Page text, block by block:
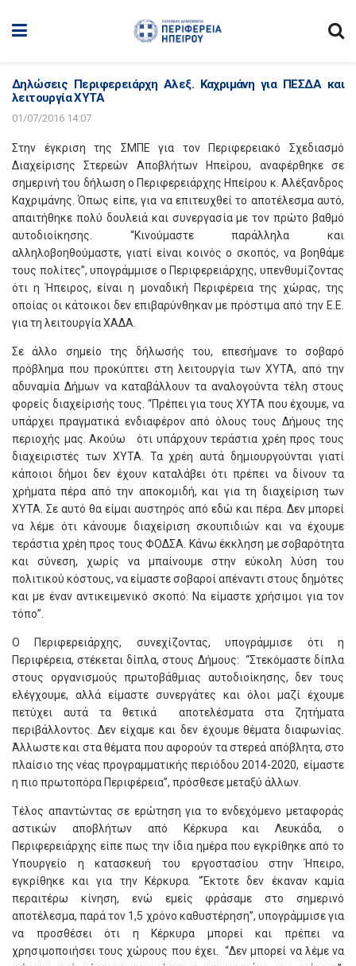
Δηλώσεις Περιφερειάρχη Αλεξ. Καχριμάνη για ΠΕΣΔΑ και
λειτουργία ΧΥΤΑ
01/07/2016 14:07
Στην έγκριση της ΣΜΠΕ για τον Περιφερειακό Σχεδιασμό
Διαχείρισης Στερεών Αποβλήτων Ηπείρου, αναφέρθηκε σε
σημερινή του δήλωση ο Περιφερειάρχης Ηπείρου κ. Αλέξανδρος
Καχριμάνης. Όπως είπε, για να επιτευχθεί το αποτέλεσμα αυτό,
απαιτήθηκε πολύ δουλειά και συνεργασία με τον πρώτο βαθμό
αυτοδιοίκησης. “Κινούμαστε παράλληλα και
αλληλοβοηθούμαστε, γιατί είναι κοινός ο σκοπός, να βοηθάμε
τους πολίτες”, υπογράμμισε ο Περιφερειάρχης, υπενθυμίζοντας
ότι η Ήπειρος, είναι η μοναδική Περιφέρεια της χώρας, της
οποίας οι κάτοικοι δεν επιβαρύνθηκαν με πρόστιμα από την Ε.Ε.
για τη λειτουργία ΧΑΔΑ.
Σε άλλο σημείο της δήλωσής του, επεσήμανε το σοβαρό
πρόβλημα που προκύπτει στη λειτουργία των ΧΥΤΑ, από την
αδυναμία Δήμων να καταβάλλουν τα αναλογούντα τέλη στους
φορείς διαχείρισής τους. “Πρέπει για τους ΧΥΤΑ που έχουμε, να
υπάρχει πραγματικά ενδιαφέρον από όλους τους Δήμους της
περιοχής μας. Ακούω ότι υπάρχουν τεράστια χρέη προς τους
διαχειριστές των ΧΥΤΑ. Τα χρέη αυτά δημιουργούνται γιατί
κάποιοι δήμοι δεν έχουν καταλάβει ότι πρέπει να δίνουν τα
χρήματα πέρα από την αποκομιδή, και για τη διαχείριση των
ΧΥΤΑ. Σε αυτό θα είμαι αυστηρός από εδώ και πέρα. Δεν μπορεί
να λέμε ότι κάνουμε διαχείριση σκουπιδιών και να έχουμε
τεράστια χρέη προς τους ΦΟΔΣΑ. Κάνω έκκληση με σοβαρότητα
και σύνεση, χωρίς να μπαίνουμε στην εύκολη λύση του
πολιτικού κόστους, να είμαστε σοβαροί απέναντι στους δημότες
και με έναν αντικειμενικό σκοπό: Να είμαστε χρήσιμοι για τον
τόπο”.
Ο Περιφερειάρχης, συνεχίζοντας, υπογράμμισε ότι η
Περιφέρεια, στέκεται δίπλα, στους Δήμους: “Στεκόμαστε δίπλα
στους οργανισμούς πρωτοβάθμιας αυτοδιοίκησης, δεν τους
ελέγχουμε, αλλά είμαστε συνεργάτες και όλοι μαζί έχουμε
πετύχει αυτά τα θετικά αποτελέσματα στα ζητήματα
περιβάλλοντος. Δεν είχαμε και δεν έχουμε θέματα διαφωνίας.
Άλλωστε και στα θέματα που αφορούν τα στερεά απόβλητα, στο
πλαίσιο της νέας προγραμματικής περιόδου 2014-2020, είμαστε
η πιο πρωτοπόρα Περιφέρεια”, πρόσθεσε μεταξύ άλλων.
Τέλος απαντώντας σε ερώτηση για το ενδεχόμενο μεταφοράς
αστικών αποβλήτων από Κέρκυρα και Λευκάδα, ο
Περιφερειάρχης είπε πως την ίδια ημέρα που εγκρίθηκε από το
Υπουργείο η κατασκευή του εργοστασίου στην Ήπειρο,
εγκρίθηκε και για την Κέρκυρα. “Έκτοτε δεν έκαναν καμία
περαιτέρω κίνηση, ενώ εμείς φράσαμε στο σημερινό
αποτέλεσμα, παρά τον 1,5 χρόνο καθυστέρηση”, υπογράμμισε για
να προσθέσει ότι η Κέρκυρα μπορεί και πρέπει να
χρησιμοποιήσει τους χώρους που έχει. “Δεν μπορεί να λέμε να